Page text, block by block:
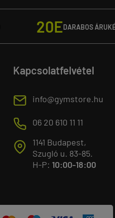
20EDARABOS
Kapcsolatfelvétel
E info@gymstore.hu
M 06 20 610 11 11
T
1141 Budapest,
Szugló u. 83-85.
H-P: 10:00-18:00